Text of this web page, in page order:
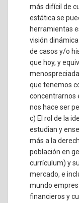
más difícil de
estática se
herramientas
visión
de casos y/o
que hoy, y
que tenemos
concentrarnos
nos hace ser
c) El rol de la
estudian y
más a la
población en
currículum) y
mercado, e
mundo
financieros y